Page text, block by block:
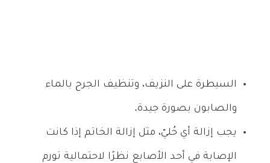
السيطرة على النزيف، وتنظيف الجرح بالماء
والصابون بصورة جيدة.
يجب إزالة أي حُليّ، مثل إزالة الخاتم إذا كانت
الإصابة في أحد الأصابع نظرًا لاحتمالية تورم